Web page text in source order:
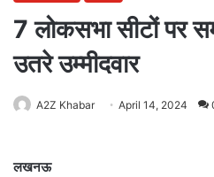
7 लोकसभा सीटों पर
उतरे उम्मीदवार
A2Z Khabar April 14, 2024
लखनऊ